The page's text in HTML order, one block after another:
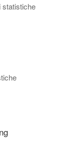
statistiche